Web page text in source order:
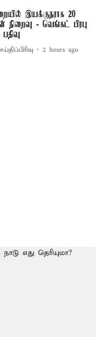
இயக்குநராக 20
- வெங்கட் பிரபு
2 hours ago